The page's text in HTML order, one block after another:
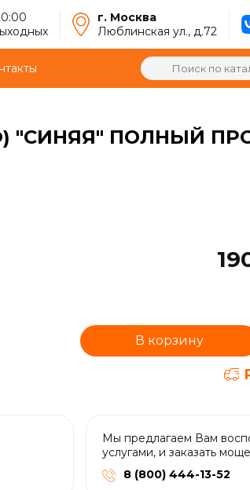
г. Москва
Люблинская ул., д.72
"СИНЯЯ" ПОЛНЫЙ
В корзину
Мы предлагаем Вам
услугами, и заказать
8 (800) 444-13-52